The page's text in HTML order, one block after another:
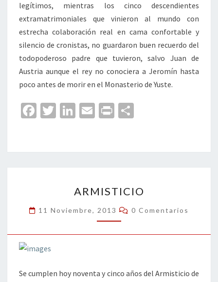
legítimos, mientras los cinco descendientes
extramatrimoniales que vinieron al mundo con
estrecha colaboración real en cama confortable y
silencio de cronistas, no guardaron buen recuerdo del
todopoderoso padre que tuvieron, salvo Juan de
Austria aunque el rey no conociera a Jeromín hasta
poco antes de morir en el Monasterio de Yuste.
Fa
o
o
T
er
Li
dI
n
E
l
Pr
p
ar
tir
ARMISTICIO
11 Noviembre, 2013 Comentarios
0 Comentarios
Se cumplen hoy noventa y cinco años del Armisticio de